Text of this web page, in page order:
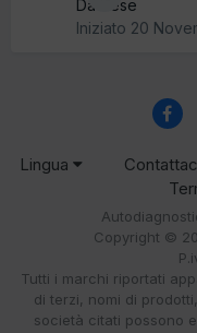
Da Pese
Iniziato 20
Lingua
Copyright ©
Tutti i marchi riportati
di terzi, nomi di
società citati possono